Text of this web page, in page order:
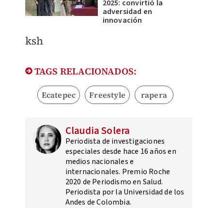
2025: convirtió la
adversidad en
innovación
ksh
TAGS RELACIONADOS:
Ecatepec Freestyle rapera
Claudia Solera
Periodista de investigaciones
especiales desde hace 16 años en
medios nacionales e
internacionales. Premio Roche
2020 de Periodismo en Salud.
Periodista por la Universidad de los
Andes de Colombia.